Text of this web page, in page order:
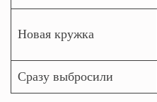
Новая кружка
Сразу выбросили